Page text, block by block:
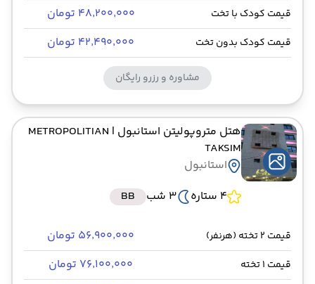
قیمت کودک با تخت ۴۸٬۲۰۰٬۰۰۰ تومان
قیمت کودک بدون تخت ۴۲٬۴۹۰٬۰۰۰ تومان
مشاوره و رزرو رایگان
هتل متروپولیتن استانبول | METROPOLITIAN
TAKSIM
استانبول
4 ستاره
3 شب BB
قیمت 2 تخته (هرنفر) ۵۶٬۹۰۰٬۰۰۰ تومان
قیمت 1 تخته ۷۶٬۱۰۰٬۰۰۰ تومان